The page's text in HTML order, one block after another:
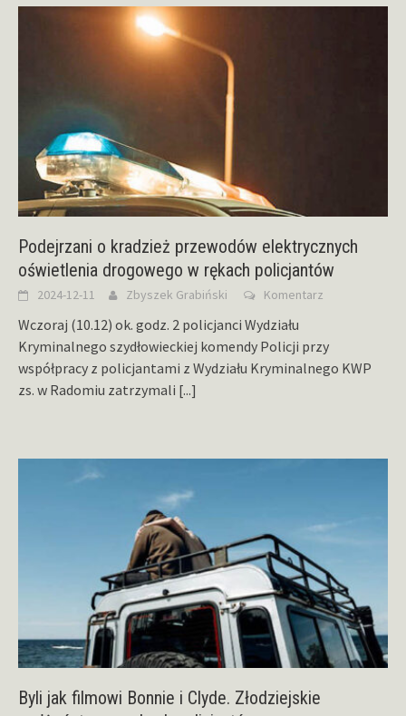
Podejrzani o kradzież przewodów elektrycznych
oświetlenia drogowego w rękach policjantów
2024-12-11 Zbyszek Grabiński Komentarz
Wczoraj (10.12) ok. godz. 2 policjanci Wydziału
Kryminalnego szydłowieckiej komendy Policji przy
współpracy z policjantami z Wydziału Kryminalnego KWP
zs. w Radomiu zatrzymali [...]
Byli jak filmowi Bonnie i Clyde. Złodziejskie